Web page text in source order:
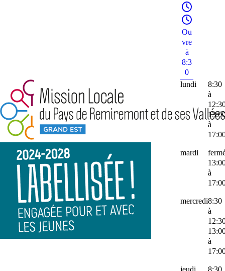
Ou
vre
à
8:3
0
lundi
8:30
à
à
mardi
à
mercredi8:30
à
à